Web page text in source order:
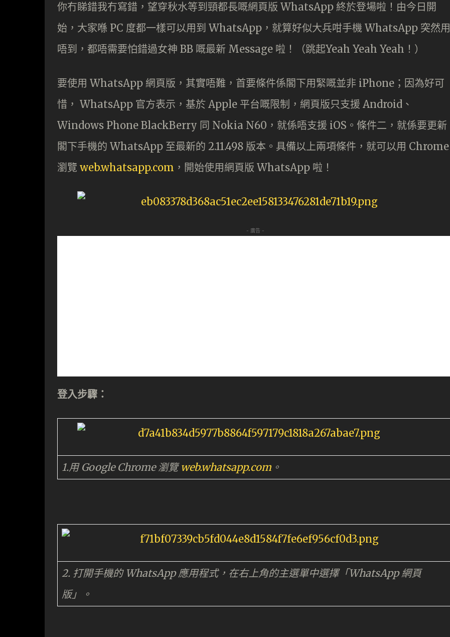
你冇睇錯我冇寫錯，望穿秋水等到頸都長嘅網頁版 WhatsApp 終於登場啦！由今日開
始，大家喺 PC 度都一樣可以用到 WhatsApp，就算好似大兵咁手機 WhatsApp 突然用
唔到，都唔需要怕錯過女神 BB 嘅最新 Message 啦！（跳起Yeah Yeah Yeah！）
要使用 WhatsApp 網頁版，其實唔難，首要條件係閣下用緊嘅並非 iPhone；因為好可
惜， WhatsApp 官方表示，基於 Apple 平台嘅限制，網頁版只支援 Android、
Windows Phone BlackBerry 同 Nokia N60，就係唔支援 iOS。條件二，就係要更新
閣下手機的 WhatsApp 至最新的 2.11.498 版本。具備以上兩項條件，就可以用 Chrome
瀏覽 web.whatsapp.com ，開始使用網頁版 WhatsApp 啦！
- 廣告 -
登入步驟：
1.用 Google Chrome 瀏覽web.whatsapp.com 。
2. 打開手機的 WhatsApp 應用程式，在右上角的主選單中選擇「WhatsApp 網頁
版」。